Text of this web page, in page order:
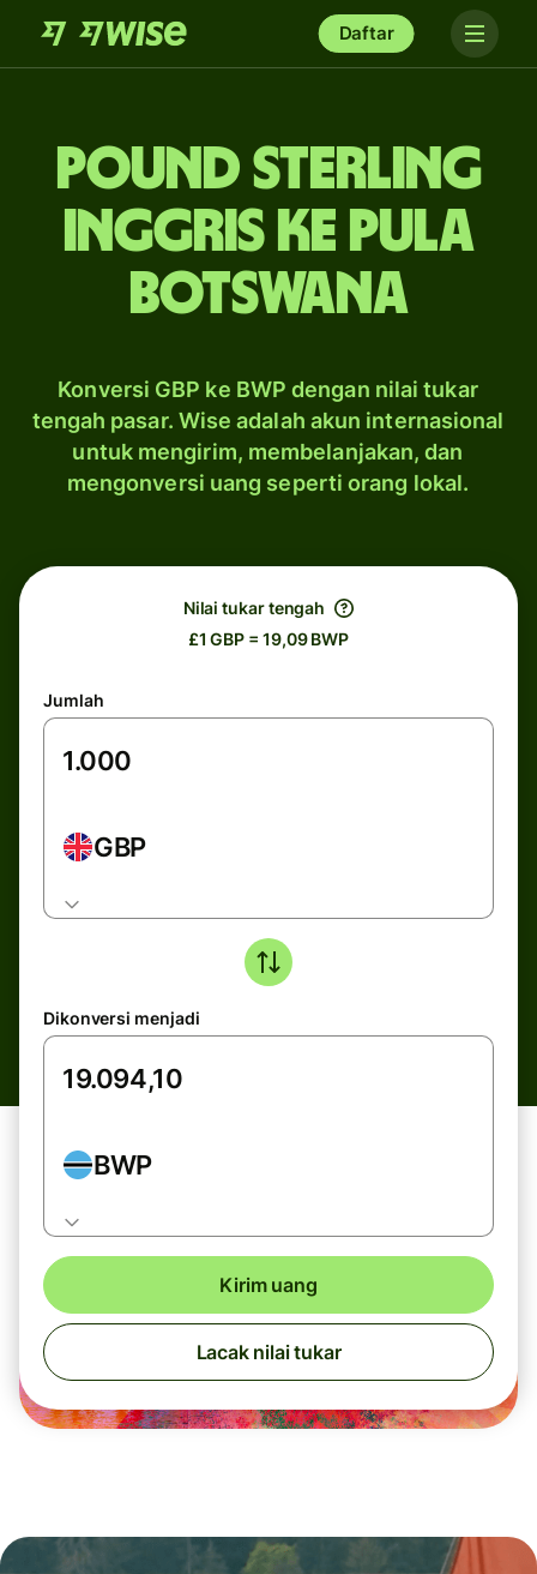
Daftar
pound sterling
Inggris ke pula
Botswana
Konversi GBP ke BWP dengan nilai tukar
tengah pasar. Wise adalah akun internasional
untuk mengirim, membelanjakan, dan
mengonversi uang seperti orang lokal.
Nilai tukar tengah
£1 GBP = 19,09 BWP
Jumlah
GBP
Dikonversi menjadi
BWP
Kirim uang
Lacak nilai tukar